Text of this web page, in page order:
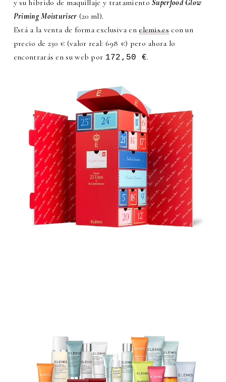
y su híbrido de maquillaje y tratamientoSuperfood Glow
Priming Moisturiser (20 ml).
Está a la venta de forma exclusiva enelemis.escon un
precio de 230 € (valor real: 698 €) pero ahora lo
encontrarás en su web por 172,50 €.